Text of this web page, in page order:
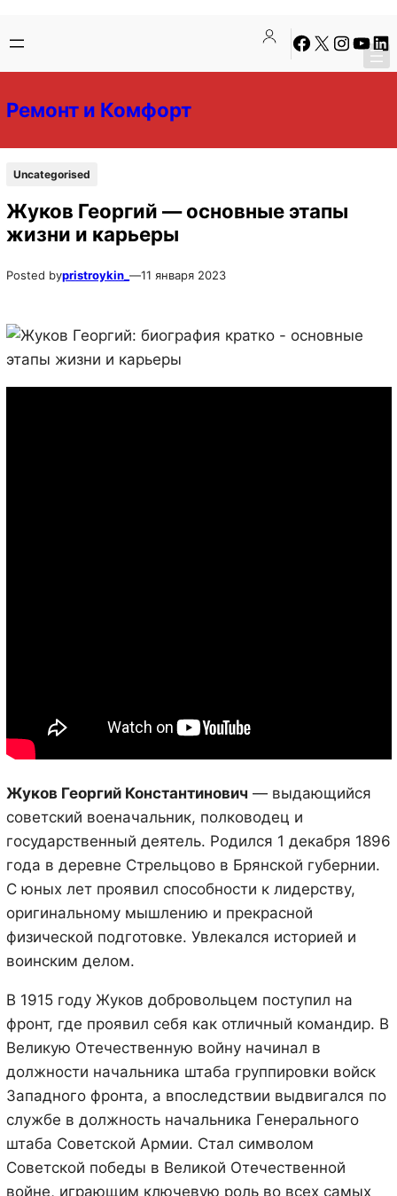
содержимому
содержимому
Facebook
X Instagram
Ремонт и Комфорт
Uncategorised
Жуков Георгий — основные этапы
жизни и карьеры
Posted bypristroykin_ —11 января 2023
Жуков Георгий Константинович — выдающийся
советский военачальник, полководец и
государственный деятель. Родился 1 декабря 1896
года в деревне Стрельцово в Брянской губернии.
С юных лет проявил способности к лидерству,
оригинальному мышлению и прекрасной
физической подготовке. Увлекался историей и
воинским делом.
В 1915 году Жуков добровольцем поступил на
фронт, где проявил себя как отличный командир. В
Великую Отечественную войну начинал в
должности начальника штаба группировки войск
Западного фронта, а впоследствии выдвигался по
службе в должность начальника Генерального
штаба Советской Армии. Стал символом
Советской победы в Великой Отечественной
войне, играющим ключевую роль во всех самых